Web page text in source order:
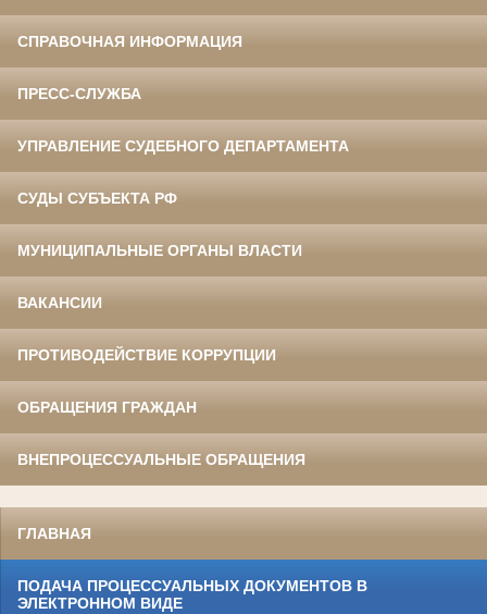
СПРАВОЧНАЯ ИНФОРМАЦИЯ
ПРЕСС-СЛУЖБА
УПРАВЛЕНИЕ СУДЕБНОГО ДЕПАРТАМЕНТА
СУДЫ СУБЪЕКТА РФ
МУНИЦИПАЛЬНЫЕ ОРГАНЫ ВЛАСТИ
ВАКАНСИИ
ПРОТИВОДЕЙСТВИЕ КОРРУПЦИИ
ОБРАЩЕНИЯ ГРАЖДАН
ВНЕПРОЦЕССУАЛЬНЫЕ ОБРАЩЕНИЯ
ГЛАВНАЯ
ПОДАЧА ПРОЦЕССУАЛЬНЫХ ДОКУМЕНТОВ В
ЭЛЕКТРОННОМ ВИДЕ